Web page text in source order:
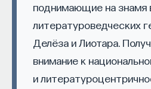
поднимающие на знамя
литературоведческих
Делёза и Лиотара.
внимание к
и
БИОЛОГИЯ
1297 публикаций
БИОЛОГИЯ МОЗГ
композиторов, историков,
публицистов, знаменовав
период развития культуры.
великая русская классика
убедительным